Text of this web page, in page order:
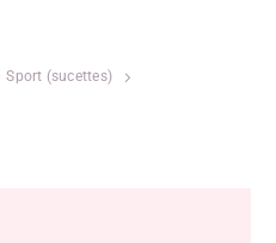
Sport (sucettes)